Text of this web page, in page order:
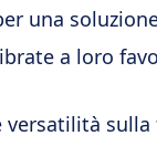
una
a loro